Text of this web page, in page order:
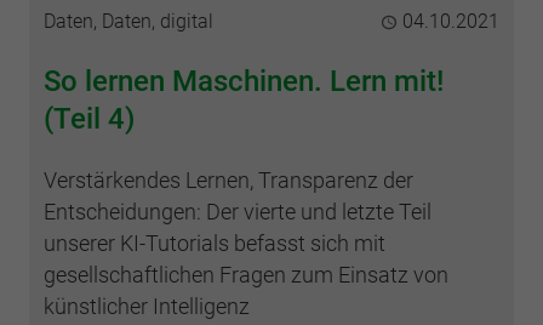
Kategorie
Daten, Daten, digital Publiziert
04.10.2021
So lernen Maschinen. Lern mit!
(Teil 4)
Verstärkendes Lernen, Transparenz der
Entscheidungen: Der vierte und letzte Teil
unserer KI-Tutorials befasst sich mit
gesellschaftlichen Fragen zum Einsatz von
künstlicher Intelligenz